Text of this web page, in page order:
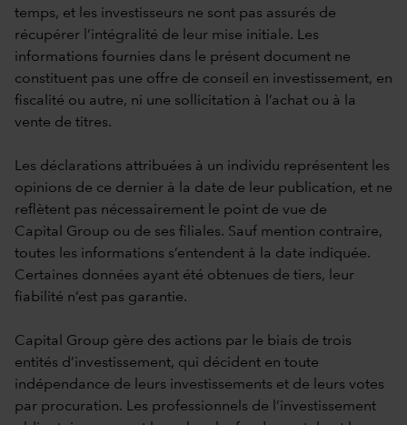
temps, et les investisseurs ne sont pas assurés de
récupérer l’intégralité de leur mise initiale. Les
informations fournies dans le présent document ne
constituent pas une offre de conseil en investissement, en
fiscalité ou autre, ni une sollicitation à l’achat ou à la
vente de titres.
Les déclarations attribuées à un individu représentent les
opinions de ce dernier à la date de leur publication, et ne
reflètent pas nécessairement le point de vue de
Capital Group ou de ses filiales. Sauf mention contraire,
toutes les informations s’entendent à la date indiquée.
Certaines données ayant été obtenues de tiers, leur
fiabilité n’est pas garantie.
Capital Group gère des actions par le biais de trois
entités d’investissement, qui décident en toute
indépendance de leurs investissements et de leurs votes
par procuration. Les professionnels de l’investissement